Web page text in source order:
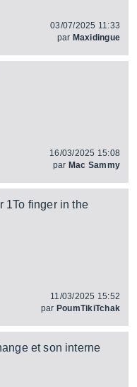
03/07/2025 11:33
par Maxidingue
16/03/2025 15:08
par Mac Sammy
1To finger in the
11/03/2025 15:52
par PoumTikiTchak
et son interne